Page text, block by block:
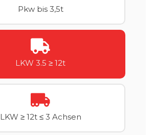
Pkw bis 3,5t
LKW 3.5 ≥ 12t
LKW ≥ 12t ≤ 3 Achsen